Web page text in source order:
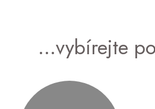
...vybírejte